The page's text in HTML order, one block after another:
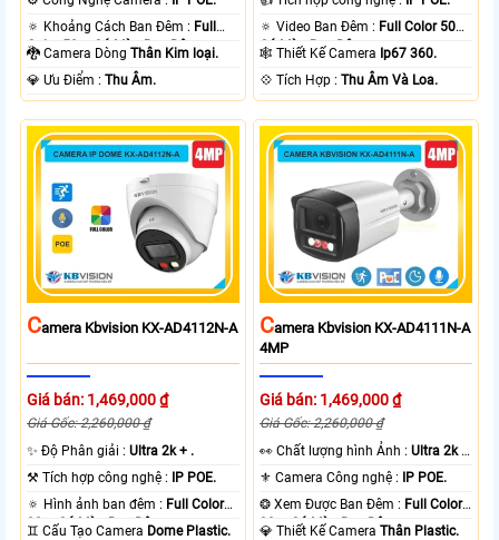
🔅 Khoảng Cách Ban Đêm : Full
Color 50m Có Màu Ban Ðêm.
🐉️ Camera DòngThân Kim loại.
️💎 Ưu Điểm :Thu Âm.
🔅 Video Ban Đêm : Full Color 50m
Có Màu Ban Ðêm.
🕸️ Thiết Kế Camera Ip67 360.
️💠 Tích Hợp :Thu Âm Và Loa.
CAmera Kbvision KX-AD4112N-A
Giá bán: 1,469,000 ₫
Giá Gốc: 2,260,000 ₫
✨ Độ Phân giải :Ultra 2k + .
⚒ Tích hợp công nghệ : IP POE.
🔅 Hình ảnh ban đêm : Full Color
30m Có Màu Ban Ðêm.
♊ Cấu Tạo Camera Dome Plastic.
CAmera Kbvision KX-AD4111N-A
4MP
Giá bán: 1,469,000 ₫
Giá Gốc: 2,260,000 ₫
️👀 Chất lượng hình Ảnh :Ultra 2k +
⚜️ Camera Công nghệ : IP POE.
❂ Xem Được Ban Đêm : Full Color
30m Có Màu Ban Ðêm.
💎 Thiết Kế CameraThân Plastic.